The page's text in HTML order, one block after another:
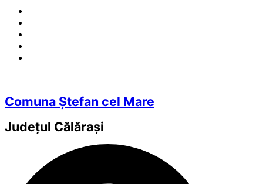
Comuna Ștefan cel Mare
Județul Călărași